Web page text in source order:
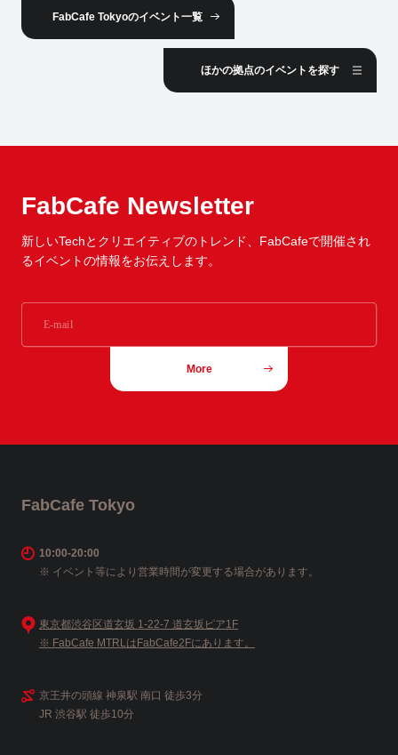
FabCafe Tokyoのイベント一覧
ほかの拠点のイベントを探す
FabCafe Newsletter
新しいTechとクリエイティブのトレンド、 FabCafeで開催され
るイベントの情報をお伝えします。
More
FabCafe Tokyo
10:00-20:00
※ イベント等により営業時間が変更する場合があります。
東京都渋谷区道玄坂 1-22-7 道玄坂ピア1F
※ FabCafe MTRLはFabCafe2Fにあります。
京王井の頭線 神泉駅 南口 徒歩3分
JR 渋谷駅 徒歩10分